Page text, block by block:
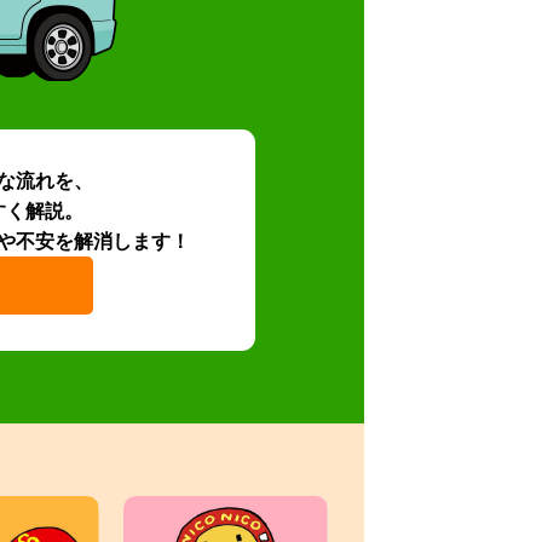
流れを、
解説。
不安を解消します！